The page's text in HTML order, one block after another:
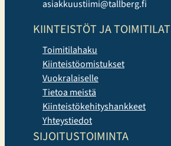
asiakkuustiimi@tallberg.fi
KIINTEISTÖT JA TOIMITILAT
Toimitilahaku
Kiinteistöomistukset
Vuokralaiselle
Tietoa meistä
Kiinteistökehityshankkeet
Yhteystiedot
SIJOITUSTOIMINTA